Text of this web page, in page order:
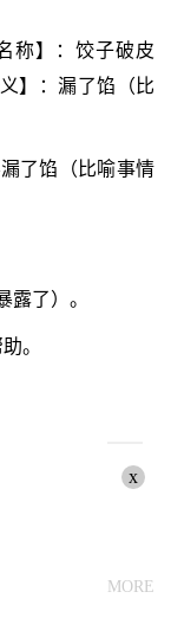
称】：饺子破皮
】：漏了馅（比
了馅（比喻事情
露了）。
。
x
MORE